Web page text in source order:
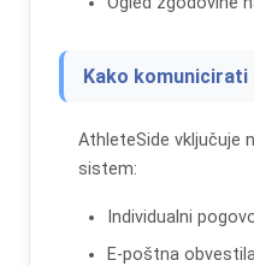
Kako
AthleteSide vključuje
sistem:
Individualni
E-poštna